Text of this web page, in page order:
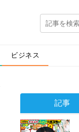
ビジネス
記事